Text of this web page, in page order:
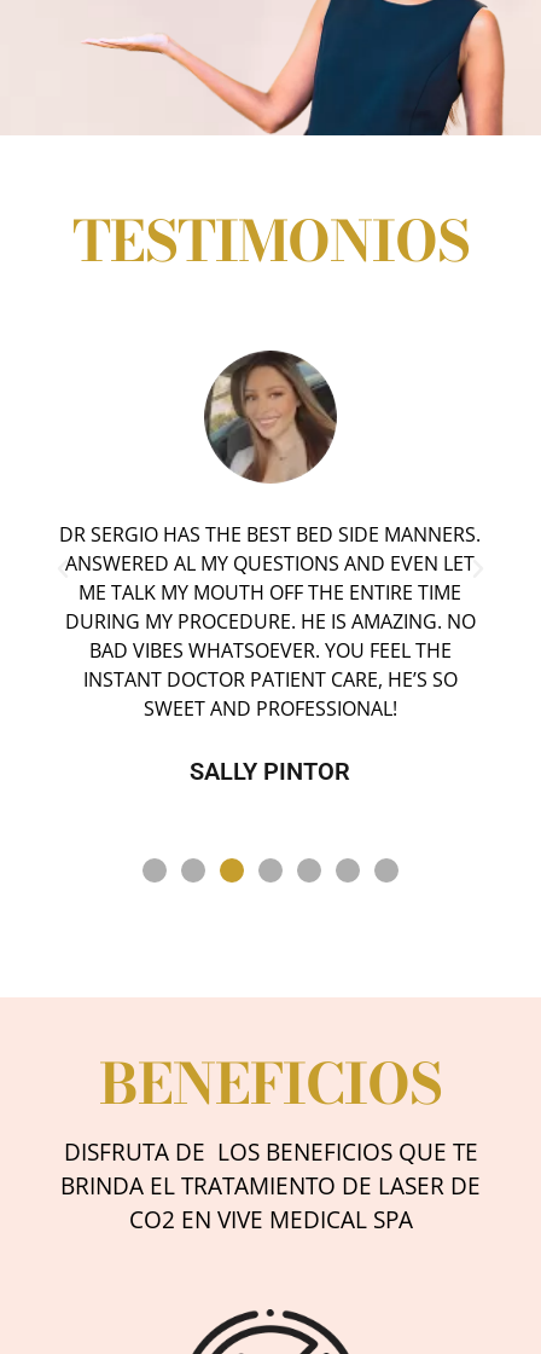
TESTIMONIOS
DR SERGIO HAS THE BEST BED SIDE MANNERS.
ANSWERED AL MY QUESTIONS AND EVEN LET
ME TALK MY MOUTH OFF THE ENTIRE TIME
DURING MY PROCEDURE. HE IS AMAZING. NO
BAD VIBES WHATSOEVER. YOU FEEL THE
INSTANT DOCTOR PATIENT CARE, HE’S SO
SWEET AND PROFESSIONAL!
SALLY PINTOR
BENEFICIOS
DISFRUTA DE LOS BENEFICIOS QUE TE
BRINDA EL TRATAMIENTO DE LASER DE
CO2 EN VIVE MEDICAL SPA